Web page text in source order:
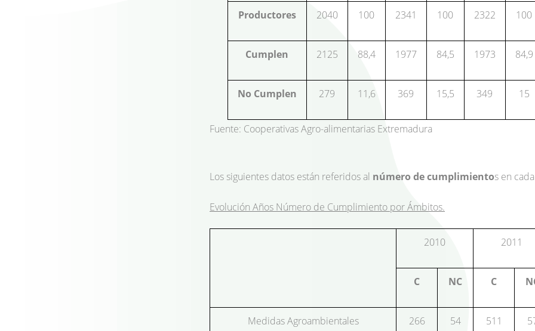
Productores 2040 100 2341 100 2322 100
Cumplen 2125 88,4 1977 84,5 1973 84,9
No Cumplen 279 11,6 369 15,5 349 15
Fuente: Cooperativas Agro-alimentarias Extremadura
Los siguientes datos están referidos al número de cumplimientos en
Evolución Años Número de Cumplimiento por Ámbitos.
2010 2011
C NC C
Medidas Agroambientales 266 54 511